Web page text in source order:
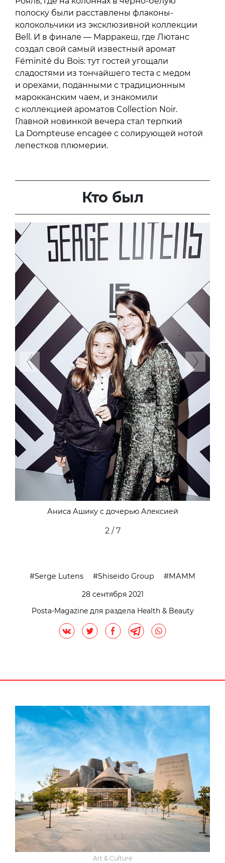
полоску были расставлены флаконы-
колокольчики из эксклюзивной коллекции
Bell. И в финале — Марракеш, где Лютанс
создал свой самый известный аромат
Féminité du Bois: тут гостей угощали
сладостями из тончайшего теста с медом
и орехами, поданными с традиционным
марокканским чаем, и знакомили
с коллекцией ароматов Collection Noir.
Главной новинкой вечера стал терпкий
La Dompteuse encagee с солирующей нотой
лепестков плюмерии.
Кто был
Аниса Ашику с дочерью Алексией
Previous Next
2 / 7
Serge Lutens Shiseido Group
МАММ
28 сентября 2021
Posta-Magazine для раздела Health & Beauty
Art & Culture